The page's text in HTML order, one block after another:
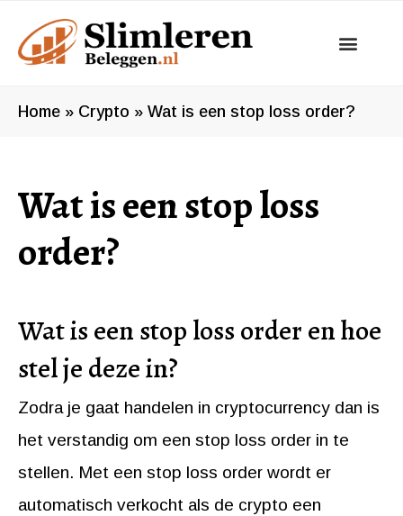
naar
inhoud
Home » Crypto » Wat is een stop loss order?
Wat is een stop loss
order?
Wat is een stop loss order en hoe
stel je deze in?
Zodra je gaat handelen in cryptocurrency dan is
het verstandig om een stop loss order in te
stellen. Met een stop loss order wordt er
automatisch verkocht als de crypto een